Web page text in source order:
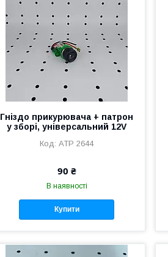
Гніздо прикурювача + патрон
у зборі, універсальний 12V
АТР 2644
90 ₴
В наявності
Купити